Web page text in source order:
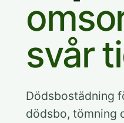
svår
Dödsbostädning
dödsbo, tömning